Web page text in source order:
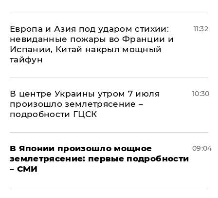
Европа и Азия под ударом стихии:
невиданные пожары во Франции и
Испании, Китай накрыл мощный
тайфун
11:32
В центре Украины утром 7 июля
произошло землетрясение –
подробности ГЦСК
10:30
В Японии произошло мощное
землетрясение: первые подробности
– СМИ
09:04